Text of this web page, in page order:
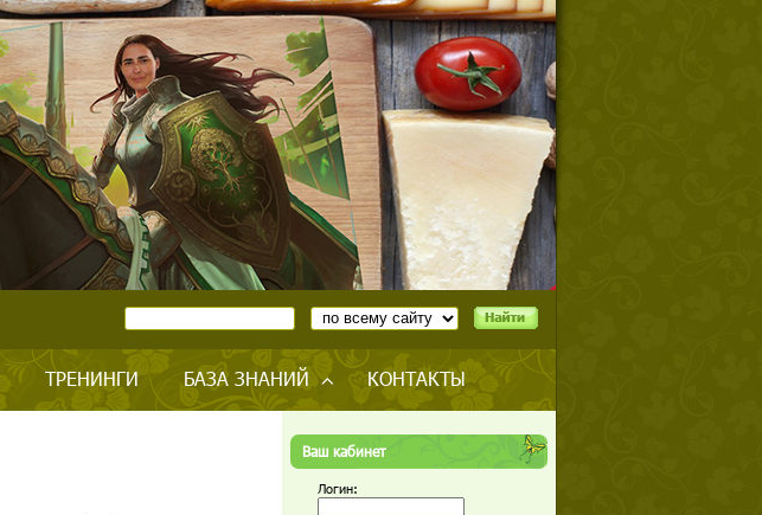
ТРЕНИНГИ БАЗА ЗНАНИЙ КОНТАКТЫ
Ваш кабинет
Логин: